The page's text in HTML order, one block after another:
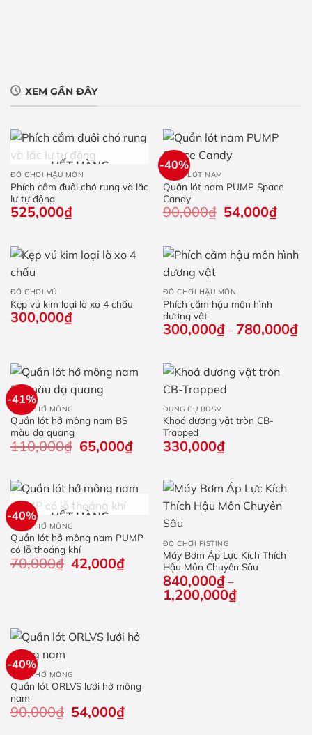
XEM GẦN ĐÂY
HẾT HÀNG
ĐỒ CHƠI HẬU MÔN
Phích cắm đuôi chó rung và lắc
lư tự động
525,000₫
-40%
QUẦN LÓT NAM
Quần lót nam PUMP Space
Candy
90,000₫ Giá
gốc
54,000₫Giá
hiện
ĐỒ CHƠI VÚ
Kẹp vú kim loại lò xo 4 chấu
300,000₫
ĐỒ CHƠI HẬU MÔN
Phích cắm hậu môn hình
dương vật
300,000₫ – 780,000₫
-41%
QUẦN HỞ MÔNG
Quần lót hở mông nam BS
màu dạ quang
110,000₫ Giá
gốc
65,000₫Giá
hiện
65,000₫.
DỤNG CỤ BDSM
Khoá dương vật tròn CB-
Trapped
330,000₫
-40% HẾT HÀNG
QUẦN HỞ MÔNG
Quần lót hở mông nam PUMP
có lỗ thoáng khí
70,000₫ Giá
gốc
42,000₫Giá
hiện
ĐỒ CHƠI FISTING
Máy Bơm Áp Lực Kích Thích
Hậu Môn Chuyên Sâu
840,000₫ –
1,200,000₫Khoảng
giá:
-40%
QUẦN HỞ MÔNG
Quần lót ORLVS lưới hở mông
nam
90,000₫ Giá
gốc
54,000₫Giá
hiện